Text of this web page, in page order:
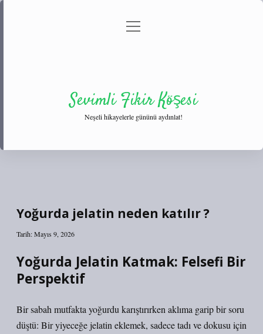
Gizlilik Politikası
menüyü
Sevimli Fikir Köşesi
Neşeli hikayelerle gününü aydınlat!
Yoğurda jelatin neden katılır ?
Tarih: Mayıs 9, 2026
Yoğurda Jelatin Katmak: Felsefi Bir
Perspektif
Bir sabah mutfakta yoğurdu karıştırırken aklıma garip bir soru
düştü: Bir yiyeceğe jelatin eklemek, sadece tadı ve dokusu için